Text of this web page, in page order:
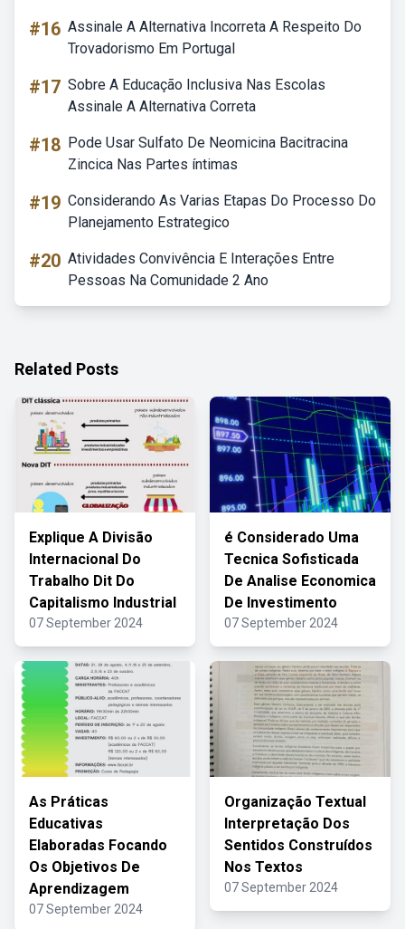
#16 Assinale A Alternativa Incorreta A Respeito Do
Trovadorismo Em Portugal
#17 Sobre A Educação Inclusiva Nas Escolas
Assinale A Alternativa Correta
#18 Pode Usar Sulfato De Neomicina Bacitracina
Zincica Nas Partes íntimas
#19 Considerando As Varias Etapas Do Processo Do
Planejamento Estrategico
#20 Atividades Convivência E Interações Entre
Pessoas Na Comunidade 2 Ano
Related Posts
Explique A Divisão
Internacional Do
Trabalho Dit Do
Capitalismo Industrial
07 September 2024
é Considerado Uma
Tecnica Sofisticada
De Analise Economica
De Investimento
07 September 2024
As Práticas
Educativas
Elaboradas Focando
Os Objetivos De
Aprendizagem
07 September 2024
Organização Textual
Interpretação Dos
Sentidos Construídos
Nos Textos
07 September 2024